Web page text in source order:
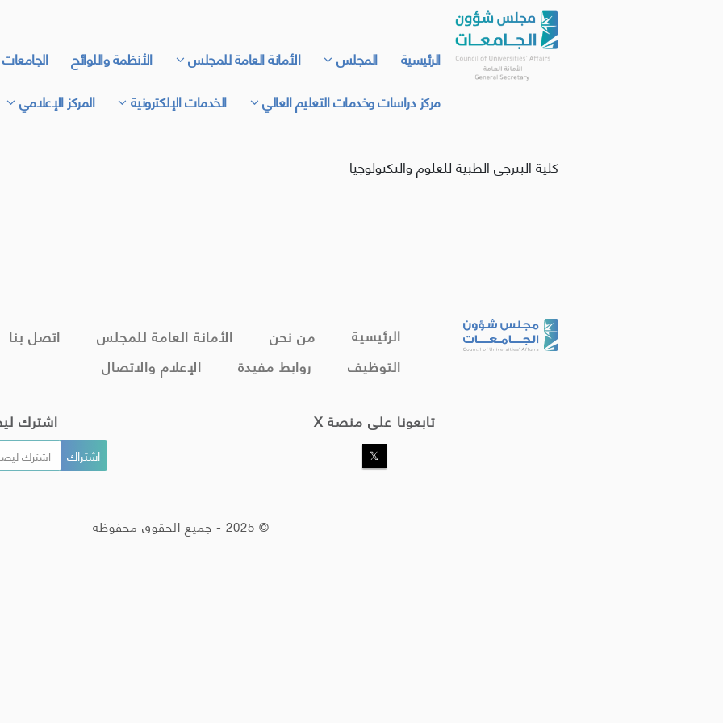
الرئيسية المجلس الأمانة العامة للمجلس الأنظمة واللوائح
مركز دراسات وخدمات التعليم العالي
الخدمات الإلكترونية المركز الإعلامي
كلية البترجي الطبية للعلوم والتكنولوجيا
الرئيسية من نحن الأمانة العامة للمجلس اتصل بنا
التوظيف
روابط مفيدة الإعلام والاتصال
تابعونا على منصة X اشترك
© 2025 - جميع الحقوق محفوظة